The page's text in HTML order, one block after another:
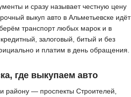
и сразу называет честную цену
выкуп авто в Альметьевске идёт
транспорт любых марок и в
залоговый, битый и без
и платим в день обращения.
где выкупаем авто
району — проспекты Строителей,